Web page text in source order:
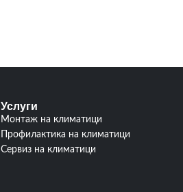
Услуги
Монтаж на климатици
Профилактика на климатици
Сервиз на климатици